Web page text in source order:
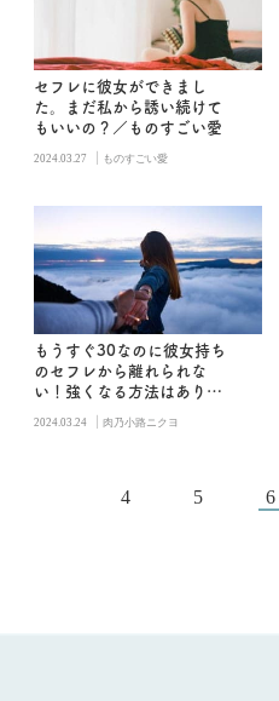
セフレに彼女ができまし
た。まだ私から誘い続けて
もいいの？／ものすごい愛
2024.03.27 | ものすごい愛
もうすぐ30なのに彼女持ち
のセフレから離れられな
い！強くなる方法はありま
2024.03.24 | 肉乃小路ニクヨ
4 5 6